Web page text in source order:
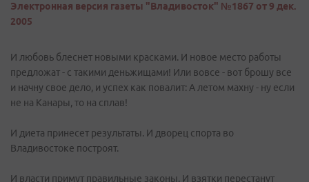
Электронная версия газеты "Владивосток" №1867 от 9 дек.
2005
И любовь блеснет новыми красками. И новое место работы
предложат - с такими деньжищами! Или вовсе - вот брошу все
и начну свое дело, и успех как повалит: А летом махну - ну если
не на Канары, то на сплав!
И диета принесет результаты. И дворец спорта во
Владивостоке построят.
И власти примут правильные законы. И взятки перестанут